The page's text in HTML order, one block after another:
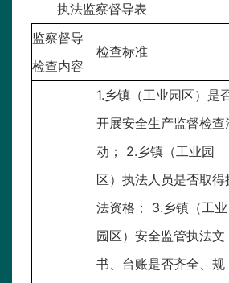
执法监察督导表
监察督导
检查内容
检查标准
1.乡镇（工业园区）是
开展安全生产监督检查
动； 2.乡镇（工业园
区）执法人员是否取得
法资格； 3.乡镇（工业
园区）安全监管执法文
书、台账是否齐全、规